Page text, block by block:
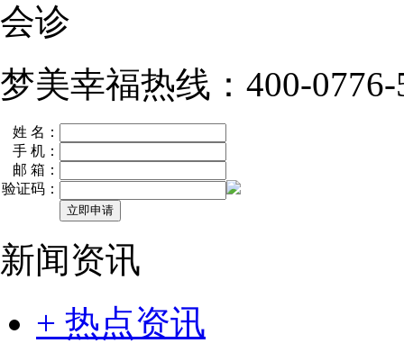
会诊
梦美幸福热线：400-0776-
姓 名：
手 机：
邮 箱：
验证码：
新闻资讯
+ 热点资讯